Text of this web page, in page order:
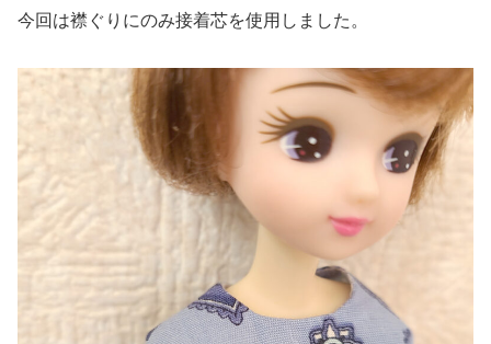
今回は襟ぐりにのみ接着芯を使用しました。